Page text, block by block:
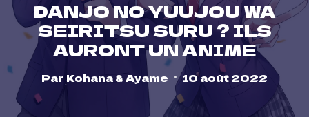
DANJO NO YUUJOU WA
SEIRITSU SURU ? ILS
AURONT UN ANIME
ParKohana & Ayame 10 août 2022